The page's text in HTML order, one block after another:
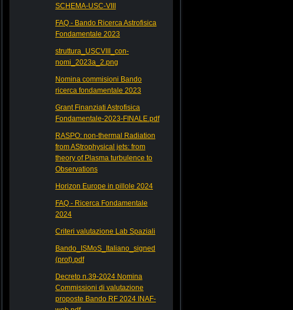
SCHEMA-USC-VIII
FAQ - Bando Ricerca Astrofisica
Fondamentale 2023
struttura_USCVIII_con-
nomi_2023a_2.png
Nomina commisioni Bando
ricerca fondamentale 2023
Grant Finanziati Astrofisica
Fondamentale-2023-FINALE.pdf
RASPO: non-thermal Radiation
from AStrophysical jets: from
theory of Plasma turbulence to
Observations
Horizon Europe in pillole 2024
FAQ - Ricerca Fondamentale
2024
Criteri valutazione Lab Spaziali
Bando_ISMoS_Italiano_signed
(prot).pdf
Decreto n.39-2024 Nomina
Commissioni di valutazione
proposte Bando RF 2024 INAF-